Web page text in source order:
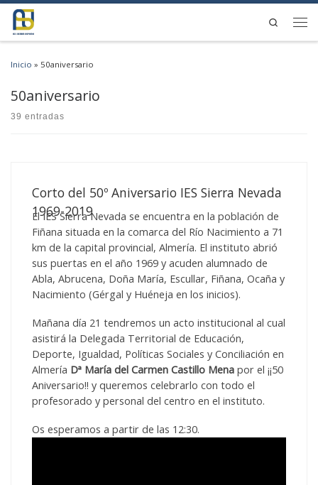
Saltar al contenido
Search
Inicio » 50aniversario
50aniversario
39 entradas
Corto del 50º Aniversario IES Sierra Nevada
1969-2019
El IES Sierra Nevada se encuentra en la población de
Fiñana situada en la comarca del Río Nacimiento a 71
km de la capital provincial, Almería. El instituto abrió
sus puertas en el año 1969 y acuden alumnado de
Abla, Abrucena, Doña María, Escullar, Fiñana, Ocaña y
Nacimiento (Gérgal y Huéneja en los inicios).
Mañana día 21 tendremos un acto institucional al cual
asistirá la Delegada Territorial de Educación,
Deporte, Igualdad, Políticas Sociales y Conciliación en
Almería Dª María del Carmen Castillo Mena por el ¡¡50
Aniversario!! y queremos celebrarlo con todo el
profesorado y personal del centro en el instituto.
Os esperamos a partir de las 12:30.